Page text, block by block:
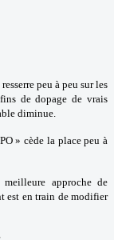
peu à peu sur les
de dopage de vrais
diminue.
» cède la place peu à
approche de
est en train de modifier